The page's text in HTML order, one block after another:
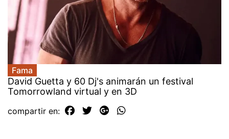
Fama
David Guetta y 60 Dj's animarán un festival
Tomorrowland virtual y en 3D
compartir en: